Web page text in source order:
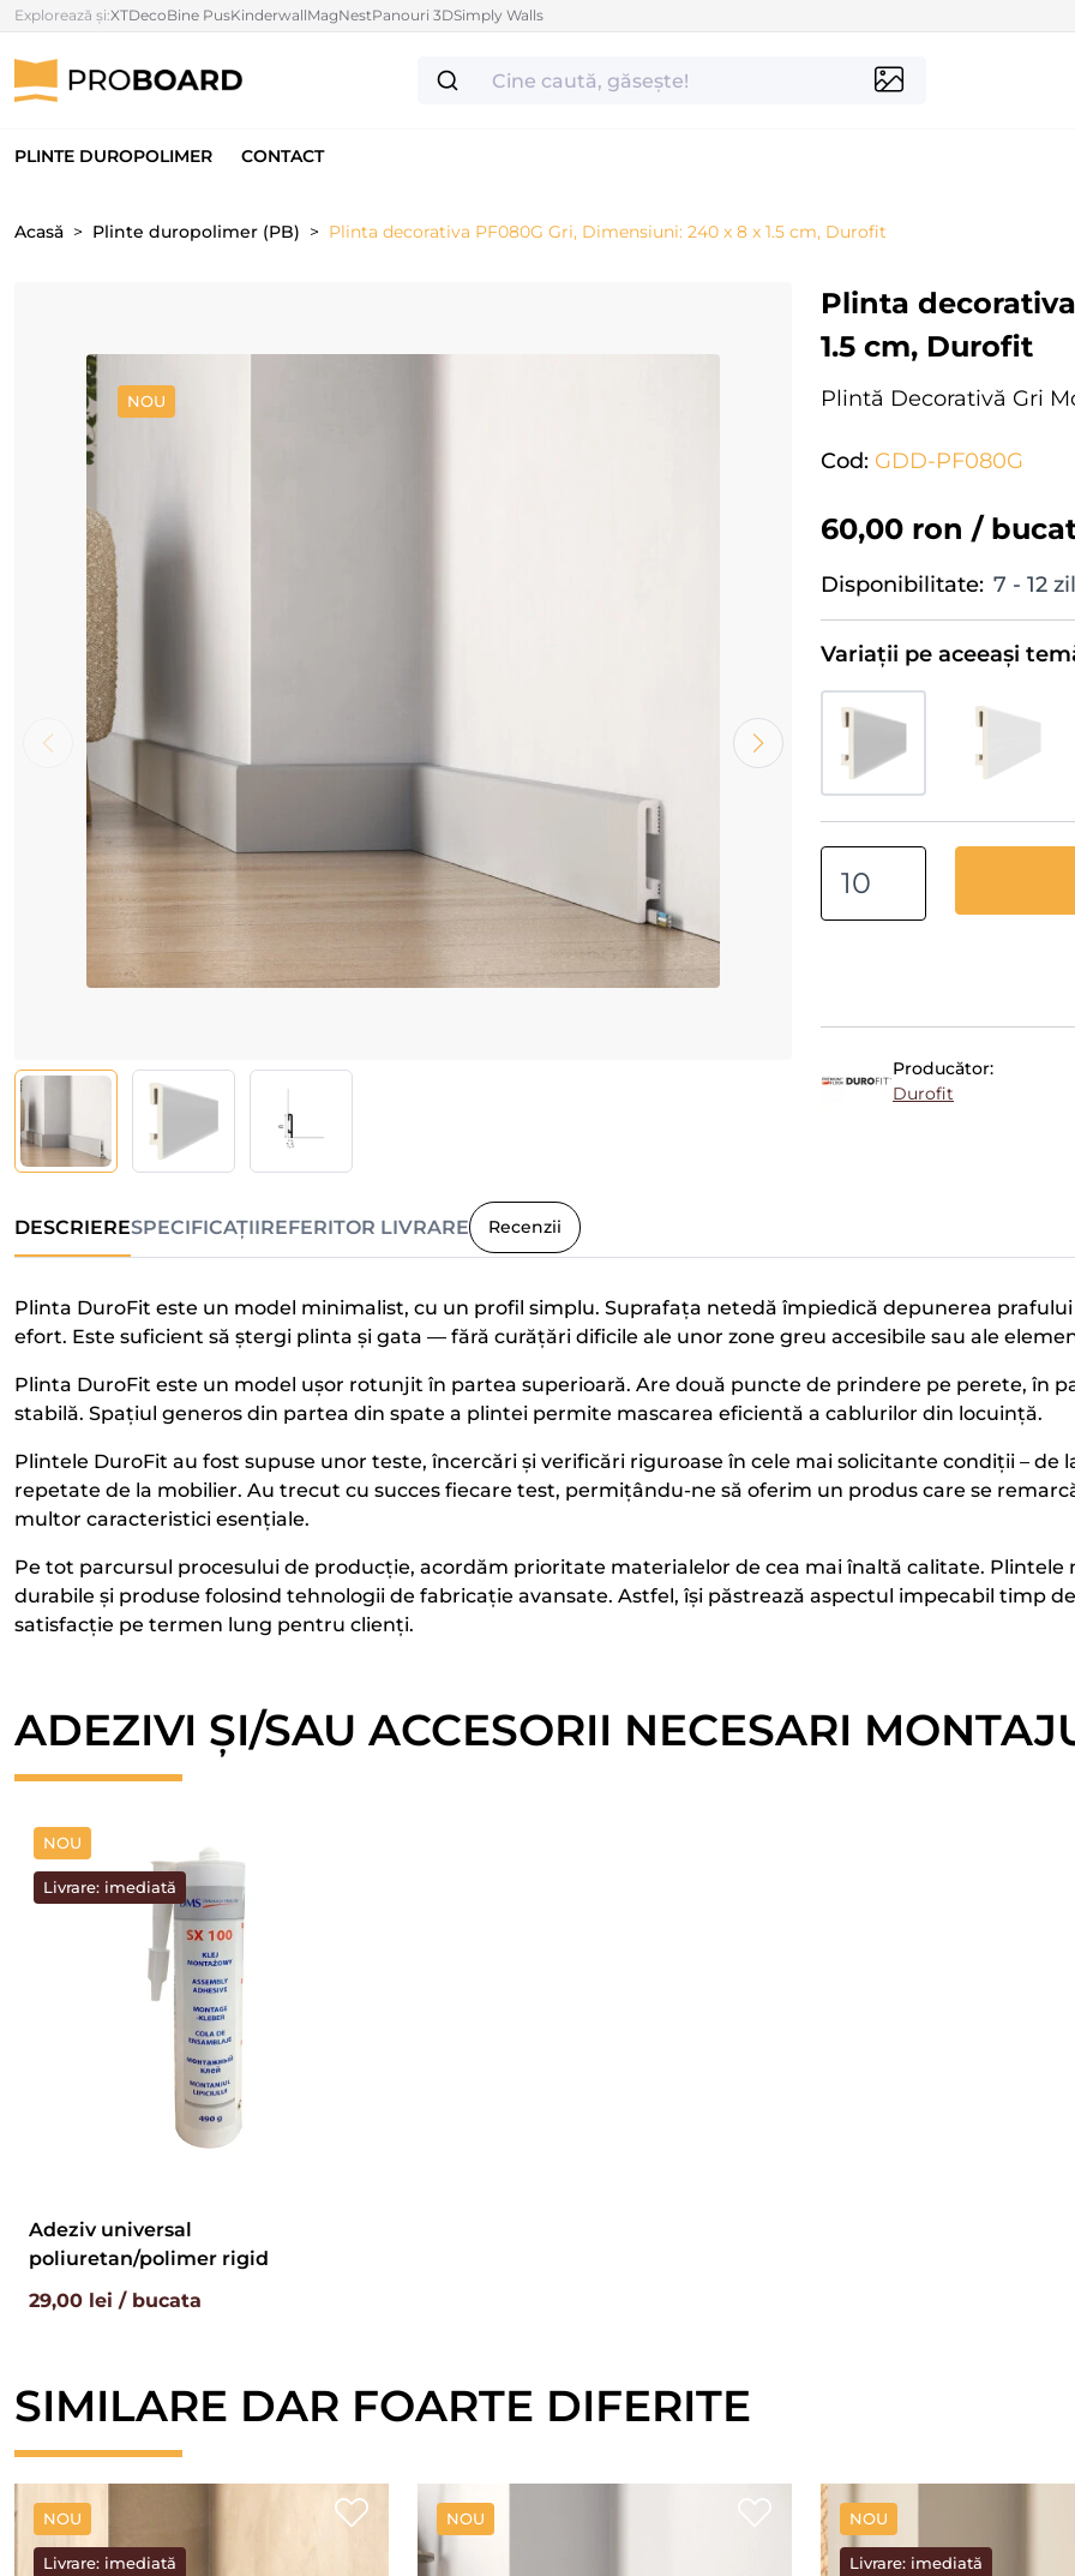
Explorează și:XTDecoBine PusKinderwallMagNestPanouri 3DSimply Walls
PLINTE DUROPOLIMER CONTACT
Acasă Plinte duropolimer (PB) Plinta decorativa PF080G Gri, Dimensiuni: 240 x 8 x 1.5 cm, Durofit
NOU
Plinta
1.5 cm, Durofit
Plintă Decorativă Gri
Cod: GDD-PF080G
60,00 ron /
Disponibilitate: 7 - 12
Variații pe aceeași
Producător:
Durofit
DESCRIERESPECIFICAȚIIREFERITOR LIVRARE Recenzii
Plinta DuroFit este un model minimalist, cu un profil simplu. Suprafața netedă împiedică depunerea
efort. Este suficient să ștergi plinta și gata — fără curățări dificile ale unor zone greu accesibile sau ale
Plinta DuroFit este un model ușor rotunjit în partea superioară. Are două puncte de prindere pe perete, în
stabilă. Spațiul generos din partea din spate a plintei permite mascarea eficientă a cablurilor din locuință.
Plintele DuroFit au fost supuse unor teste, încercări și verificări riguroase în cele mai solicitante condiții –
repetate de la mobilier. Au trecut cu succes fiecare test, permițându-ne să oferim un produs care se
multor caracteristici esențiale.
Pe tot parcursul procesului de producție, acordăm prioritate materialelor de cea mai înaltă calitate.
durabile și produse folosind tehnologii de fabricație avansate. Astfel, își păstrează aspectul impecabil timp
satisfacție pe termen lung pentru clienți.
ADEZIVI ȘI/SAU ACCESORII NECESARI
NOU
Livrare: imediată
Adeziv universal
poliuretan/polimer rigid
29,00 lei / bucata
SIMILARE DAR FOARTE DIFERITE
NOU
Livrare: imediată
NOU NOU
Livrare: imediată